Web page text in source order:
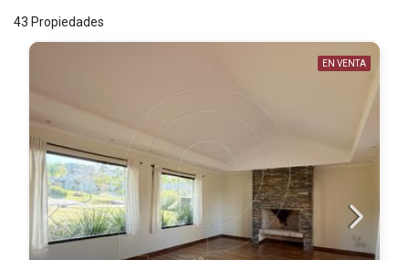
43 Propiedades
EN VENTA